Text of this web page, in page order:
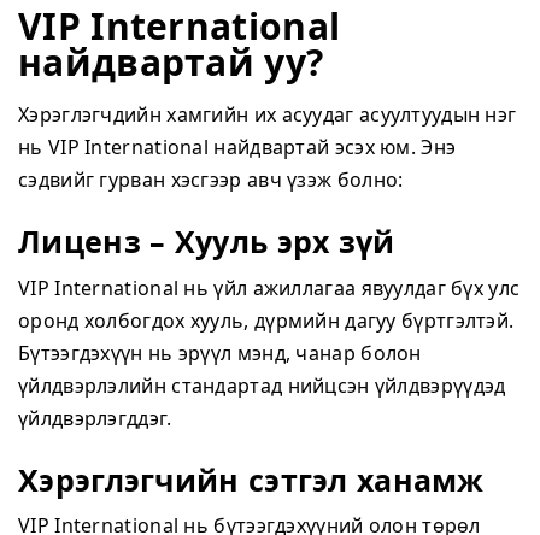
VIP International
найдвартай уу?
Хэрэглэгчдийн хамгийн их асуудаг асуултуудын нэг
нь VIP International найдвартай эсэх юм. Энэ
сэдвийг гурван хэсгээр авч үзэж болно:
Лиценз – Хууль эрх зүй
VIP International нь үйл ажиллагаа явуулдаг бүх улс
оронд холбогдох хууль, дүрмийн дагуу бүртгэлтэй.
Бүтээгдэхүүн нь эрүүл мэнд, чанар болон
үйлдвэрлэлийн стандартад нийцсэн үйлдвэрүүдэд
үйлдвэрлэгддэг.
Хэрэглэгчийн сэтгэл ханамж
VIP International нь бүтээгдэхүүний олон төрөл